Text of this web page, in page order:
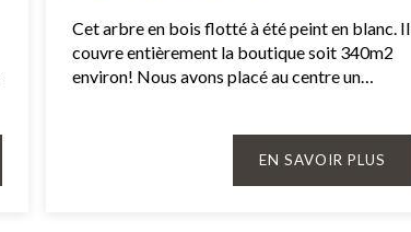
Cet arbre en bois flotté à été peint en blanc. Il
couvre entièrement la boutique soit 340m2
environ! Nous avons placé au centre un…
EN SAVOIR PLUS